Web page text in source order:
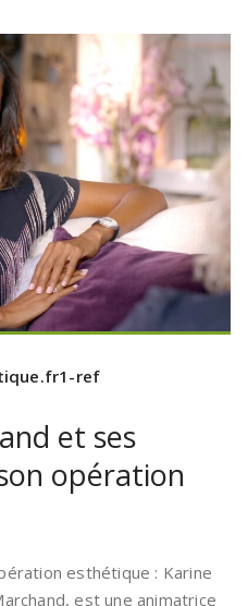
ref
et ses
opération
esthétique : Karine
est une animatrice